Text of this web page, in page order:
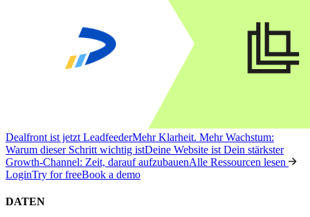
Dealfront ist jetzt LeadfeederMehr Klarheit. Mehr Wachstum:
Warum dieser Schritt wichtig istDeine Website ist Dein stärkster
Growth-Channel: Zeit, darauf aufzubauenAlle Ressourcen lesen
LoginTry for freeBook a demo
DATEN